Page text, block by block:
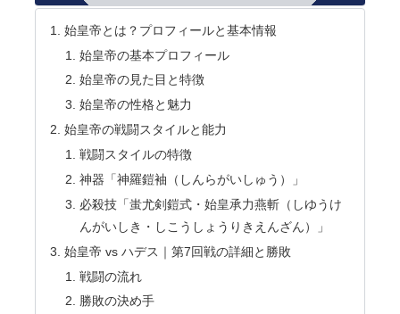
始皇帝とは？プロフィールと基本情報
始皇帝の基本プロフィール
始皇帝の見た目と特徴
始皇帝の性格と魅力
始皇帝の戦闘スタイルと能力
戦闘スタイルの特徴
神器「神羅鎧袖（しんらがいしゅう）」
必殺技「蚩尤剣鎧式・始皇承力燕斬（しゆうけ
んがいしき・しこうしょうりきえんざん）」
始皇帝 vs ハデス｜第7回戦の詳細と勝敗
戦闘の流れ
勝敗の決め手